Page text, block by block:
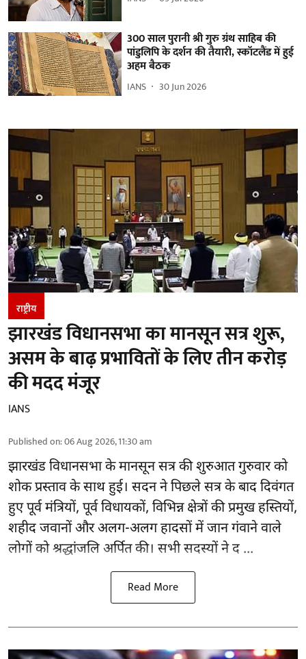
300 साल पुरानी श्री गुरु ग्रंथ साहिब की
पांडुलिपि के दर्शन की तैयारी, स्कॉटलैंड में हुई
अहम बैठक
IANS 30 Jun 2026
राष्ट्रीय
झारखंड विधानसभा का मानसून सत्र शुरू,
असम के बाढ़ प्रभावितों के लिए तीन करोड़
की मदद मंजूर
IANS
Published on:06 Aug 2026, 11:30 am
झारखंडविधानसभा के मानसून सत्र की शुरुआत गुरुवार को
शोक प्रस्ताव के साथ हुई। सदन ने पिछले सत्र के बाद दिवंगत
हुए पूर्व मंत्रियों, पूर्व विधायकों, विभिन्न क्षेत्रों की प्रमुख हस्तियों,
शहीद जवानों और अलग-अलग हादसों में जान गंवाने वाले
लोगों को श्रद्धांजलि अर्पित की। सभी सदस्यों ने द ...
Read More